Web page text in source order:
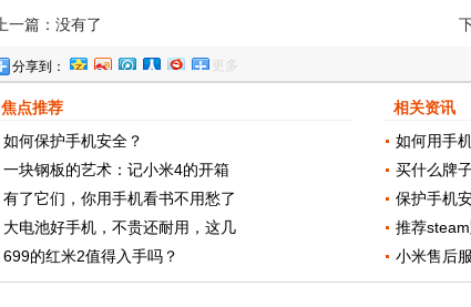
上一篇：没有了
分享到： 更多
焦点推荐
如何保护手机安全？
一块钢板的艺术：记小米4的开箱
有了它们，你用手机看书不用愁了
大电池好手机，不贵还耐用，这几
699的红米2值得入手吗？
相关资讯
如何用手
买什么牌
保护手机
推荐
小米售后